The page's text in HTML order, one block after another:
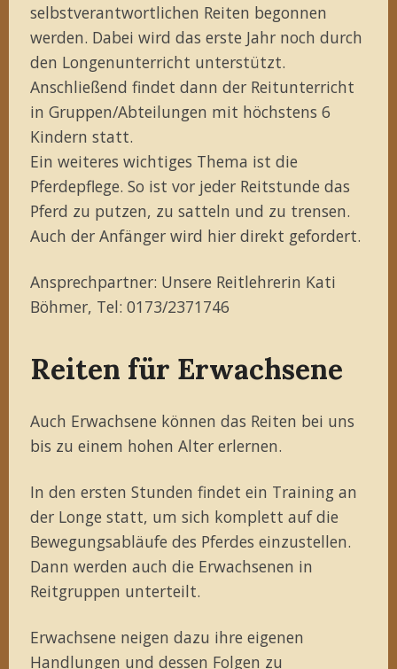
selbstverantwortlichen Reiten begonnen
werden. Dabei wird das erste Jahr noch durch
den Longenunterricht unterstützt.
Anschließend findet dann der Reitunterricht
in Gruppen/Abteilungen mit höchstens 6
Kindern statt.
Ein weiteres wichtiges Thema ist die
Pferdepflege. So ist vor jeder Reitstunde das
Pferd zu putzen, zu satteln und zu trensen.
Auch der Anfänger wird hier direkt gefordert.
Ansprechpartner: Unsere Reitlehrerin Kati
Böhmer, Tel: 0173/2371746
Reiten für Erwachsene
Auch Erwachsene können das Reiten bei uns
bis zu einem hohen Alter erlernen.
In den ersten Stunden findet ein Training an
der Longe statt, um sich komplett auf die
Bewegungsabläufe des Pferdes einzustellen.
Dann werden auch die Erwachsenen in
Reitgruppen unterteilt.
Erwachsene neigen dazu ihre eigenen
Handlungen und dessen Folgen zu